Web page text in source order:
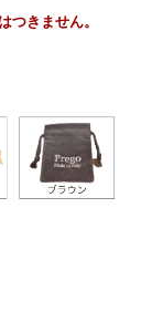
つきません。